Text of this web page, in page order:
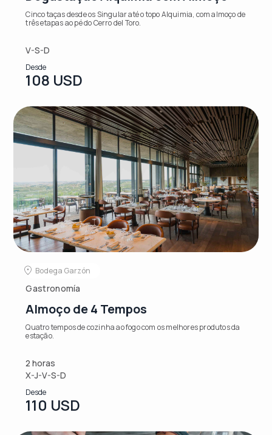
Cinco taças desde os Singular até o topo Alquimia, com almoço de
três etapas ao pé do Cerro del Toro.
V-S-D
Desde
108 USD
Bodega Garzón
Gastronomía
Almoço de 4 Tempos
Quatro tempos de cozinha ao fogo com os melhores produtos da
estação.
2 horas
X-J-V-S-D
Desde
110 USD